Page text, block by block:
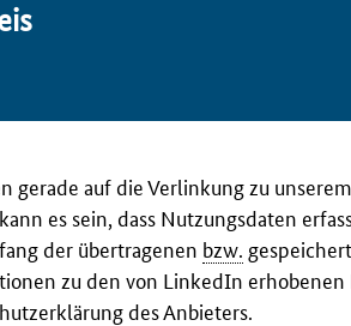
gerade auf die Verlinkung zu
es sein, dass Nutzungsdaten
der übertragenen bzw.
zu den von LinkedIn
des Anbieters.